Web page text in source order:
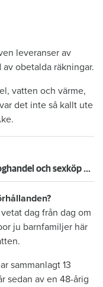
leveranser av
obetalda räkningar.
vatten och värme,
det inte så kallt ute
Hyresgäster i skräck: Droghandel och sexköp – huset togs över av okända
dag från dag om
ju barnfamiljer här
sammanlagt 13
sedan av en 48-årig